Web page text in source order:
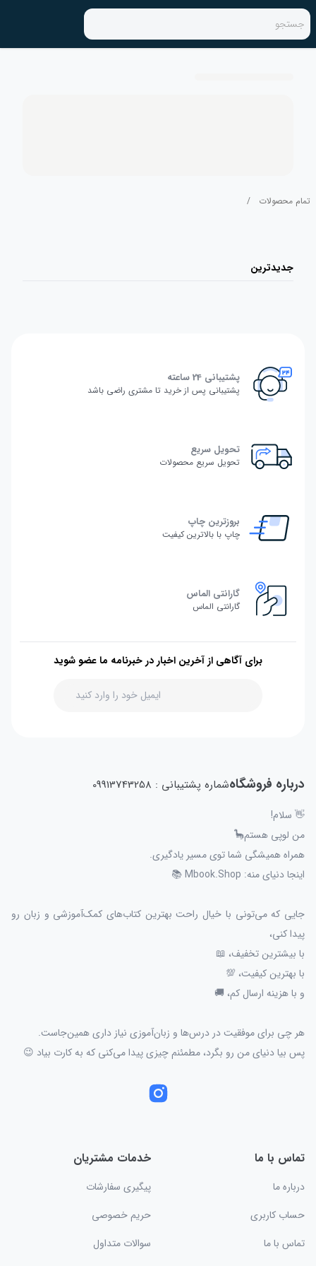
جستجو
تمام محصولات /
جدیدترین
پشتیبانی 24 ساعته
پشتیبانی پس از خرید تا مشتری راضی باشد
تحویل سریع
تحویل سریع محصولات
بروزترین چاپ
چاپ با بالاترین کیفیت
گارانتی الماس
گارانتی الماس
برای آگاهی از آخرین اخبار در خبرنامه ما عضو شوید
درباره فروشگاهشماره پشتیبانی : 09913743258
👋 سلام!
من لوپی هستم🦕
همراه همیشگی شما توی مسیر یادگیری.
اینجا دنیای منه: Mbook.Shop 📚
جایی که می‌تونی با خیال راحت بهترین کتاب‌های کمک‌آموزشی و زبان رو
پیدا کنی،
با بیشترین تخفیف، 📖
با بهترین کیفیت، 💯
و با هزینه ارسال کم، 🚚
هر چی برای موفقیت در درس‌ها و زبان‌آموزی نیاز داری همین‌جاست.
پس بیا دنیای من رو بگرد، مطمئنم چیزی پیدا می‌کنی که به کارت بیاد 😉
تماس با ما
درباره ما
حساب کاربری
تماس با ما
خدمات مشتریان
پیگیری سفارشات
حریم خصوصی
سوالات متداول